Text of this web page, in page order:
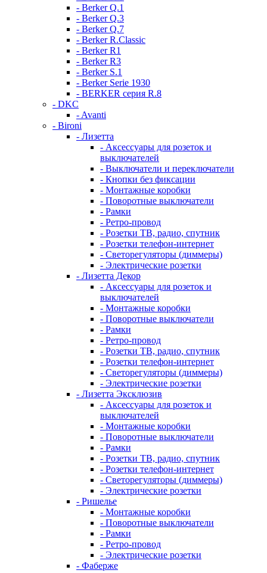
- Berker Q.1
- Berker Q.3
- Berker Q.7
- Berker R.Classic
- Berker R1
- Berker R3
- Berker S.1
- Berker Serie 1930
- BERKER серия R.8
- DKC
- Avanti
- Bironi
- Лизетта
- Аксессуары для розеток и
выключателей
- Выключатели и переключатели
- Кнопки без фиксации
- Монтажные коробки
- Поворотные выключатели
- Рамки
- Ретро-провод
- Розетки ТВ, радио, спутник
- Розетки телефон-интернет
- Светорегуляторы (диммеры)
- Электрические розетки
- Лизетта Декор
- Аксессуары для розеток и
выключателей
- Монтажные коробки
- Поворотные выключатели
- Рамки
- Ретро-провод
- Розетки ТВ, радио, спутник
- Розетки телефон-интернет
- Светорегуляторы (диммеры)
- Электрические розетки
- Лизетта Эксклюзив
- Аксессуары для розеток и
выключателей
- Монтажные коробки
- Поворотные выключатели
- Рамки
- Розетки ТВ, радио, спутник
- Розетки телефон-интернет
- Светорегуляторы (диммеры)
- Электрические розетки
- Ришелье
- Монтажные коробки
- Поворотные выключатели
- Рамки
- Ретро-провод
- Электрические розетки
- Фаберже